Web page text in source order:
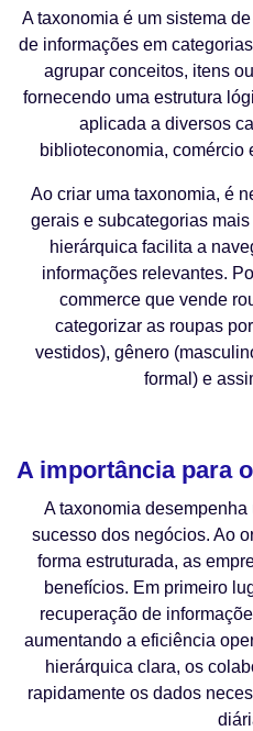
A taxonomia é um sistema
de informações em
agrupar conceitos, itens
fornecendo uma estrutura
aplicada a diversos
biblioteconomia, comércio
Ao criar uma taxonomia, é
gerais e subcategorias
hierárquica facilita a
informações relevantes.
commerce que vende
categorizar as roupas
vestidos), gênero
formal) e
A importância para
A taxonomia
sucesso dos negócios. Ao
forma estruturada, as
benefícios. Em primeiro
recuperação de
aumentando a eficiência
hierárquica clara, os
rapidamente os dados